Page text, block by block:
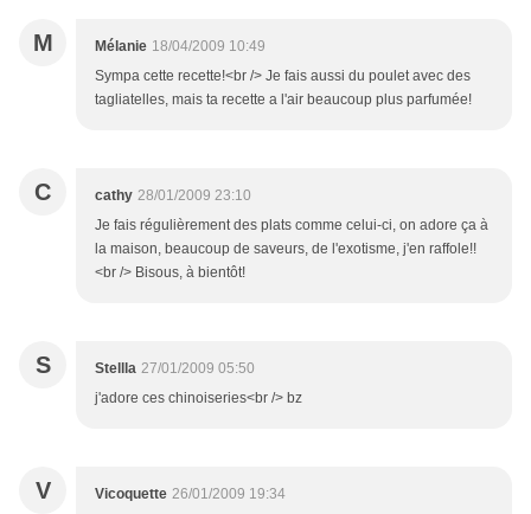
M Mélanie 18/04/2009 10:49
Sympa cette recette!<br /> Je fais aussi du poulet avec des
tagliatelles, mais ta recette a l'air beaucoup plus parfumée!
C cathy 28/01/2009 23:10
Je fais régulièrement des plats comme celui-ci, on adore ça à
la maison, beaucoup de saveurs, de l'exotisme, j'en raffole!!
<br /> Bisous, à bientôt!
S Stellla 27/01/2009 05:50
j'adore ces chinoiseries<br /> bz
V Vicoquette 26/01/2009 19:34